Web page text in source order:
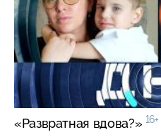
«Развратная вдова?» 16+